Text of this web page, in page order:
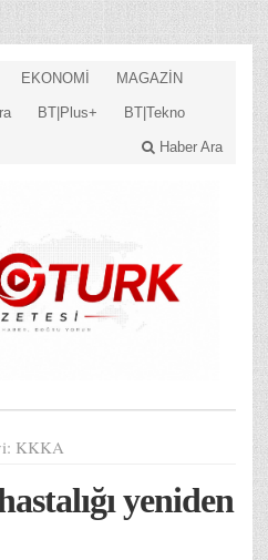
EKONOMİ MAGAZİN
BT|Plus+ BT|Tekno
Haber Ara
KKKA
yeniden